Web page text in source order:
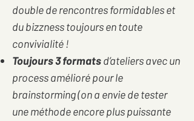
double de rencontres formidables et
du bizzness toujours en toute
convivialité !
Toujours 3 formatsd’ateliers avec un
process amélioré pour le
brainstorming (on a envie de tester
une méthode encore plus puissante